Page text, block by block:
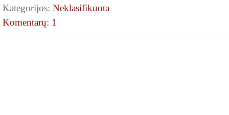
Kategorijos: Neklasifikuota
Komentarų: 1